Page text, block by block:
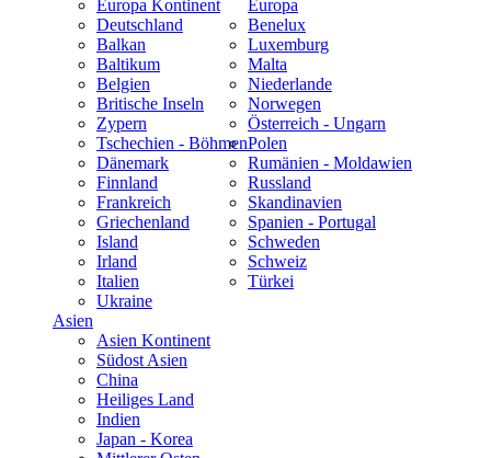
Europa
Europa Kontinent
Deutschland
Balkan
Baltikum
Belgien
Britische Inseln
Zypern
Tschechien - Böhmen
Dänemark
Finnland
Frankreich
Griechenland
Island
Irland
Italien
Benelux
Luxemburg
Malta
Niederlande
Norwegen
Österreich - Ungarn
Polen
Rumänien - Moldawien
Russland
Skandinavien
Spanien - Portugal
Schweden
Schweiz
Türkei
Ukraine
Asien
Asien Kontinent
Südost Asien
China
Heiliges Land
Indien
Japan - Korea